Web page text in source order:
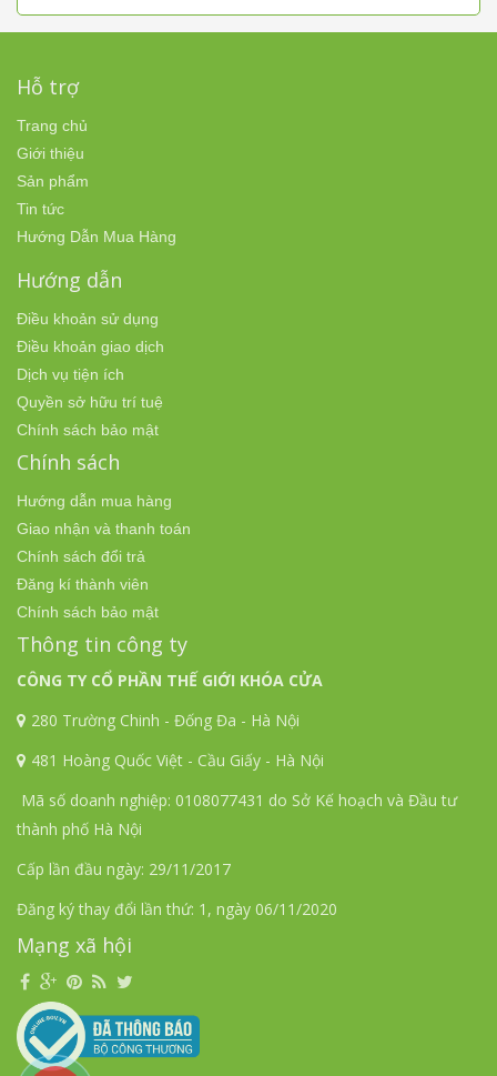
Hỗ trợ
Trang chủ
Giới thiệu
Sản phẩm
Tin tức
Hướng Dẫn Mua Hàng
Hướng dẫn
Điều khoản sử dụng
Điều khoản giao dịch
Dịch vụ tiện ích
Quyền sở hữu trí tuệ
Chính sách bảo mật
Chính sách
Hướng dẫn mua hàng
Giao nhận và thanh toán
Chính sách đổi trả
Đăng kí thành viên
Chính sách bảo mật
Thông tin công ty
CÔNG TY CỔ PHẦN THẾ GIỚI KHÓA CỬA
280 Trường Chinh - Đống Đa - Hà Nội
481 Hoàng Quốc Việt - Cầu Giấy - Hà Nội
Mã số doanh nghiệp: 0108077431 do Sở Kế hoạch và Đầu tư
thành phố Hà Nội
Cấp lần đầu ngày: 29/11/2017
Đăng ký thay đổi lần thứ: 1, ngày 06/11/2020
Mạng xã hội